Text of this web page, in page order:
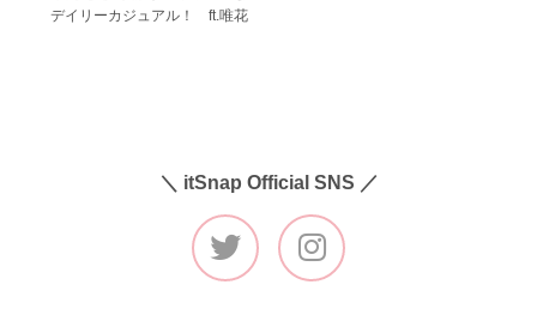
デイリーカジュアル！ ft.唯花
＼ itSnap Official SNS ／